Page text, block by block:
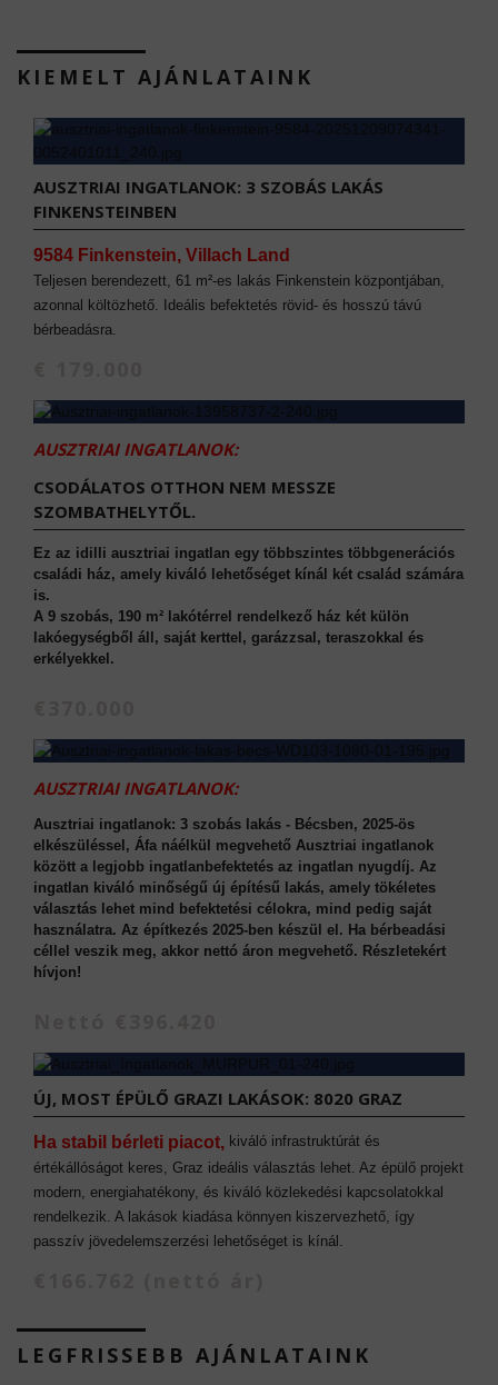
KIEMELT AJÁNLATAINK
AUSZTRIAI INGATLANOK: 3 SZOBÁS LAKÁS
FINKENSTEINBEN
9584 Finkenstein, Villach Land
Teljesen berendezett, 61 m²-es lakás Finkenstein központjában,
azonnal költözhető. Ideális befektetés rövid- és hosszú távú
bérbeadásra.
AUSZTRIAI INGATLANOK:
CSODÁLATOS OTTHON NEM MESSZE
SZOMBATHELYTŐL.
Ez az idilli ausztriai ingatlan egy többszintes többgenerációs
családi ház, amely kiváló lehetőséget kínál két család számára
is.
A 9 szobás, 190 m² lakótérrel rendelkező ház két külön
lakóegységből áll, saját kerttel, garázzsal, teraszokkal és
erkélyekkel.
AUSZTRIAI INGATLANOK:
Ausztriai ingatlanok: 3 szobás lakás - Bécsben, 2025-ös
elkészüléssel, Áfa náélkül megvehető Ausztriai ingatlanok
között a legjobb ingatlanbefektetés az ingatlan nyugdíj. Az
ingatlan kiváló minőségű új építésű lakás, amely tökéletes
választás lehet mind befektetési célokra, mind pedig saját
használatra. Az építkezés 2025-ben készül el. Ha bérbeadási
céllel veszik meg, akkor nettó áron megvehető. Részletekért
hívjon!
ÚJ, MOST ÉPÜLŐ GRAZI LAKÁSOK: 8020 GRAZ
Ha stabil bérleti piacot, kiváló infrastruktúrát és
értékállóságot keres, Graz ideális választás lehet. Az épülő projekt
modern, energiahatékony, és kiváló közlekedési kapcsolatokkal
rendelkezik. A lakások kiadása könnyen kiszervezhető, így
passzív jövedelemszerzési lehetőséget is kínál.
LEGFRISSEBB AJÁNLATAINK